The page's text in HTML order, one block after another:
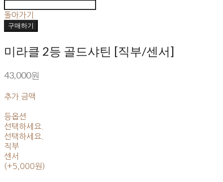
돌아가기
구매하기
미라클 2등 골드샤틴 [직부/센서]
43,000원
추가 금액
등옵션
선택하세요.
선택하세요.
직부
센서
(+5,000원)